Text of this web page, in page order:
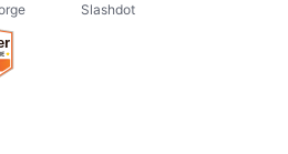
Slashdot